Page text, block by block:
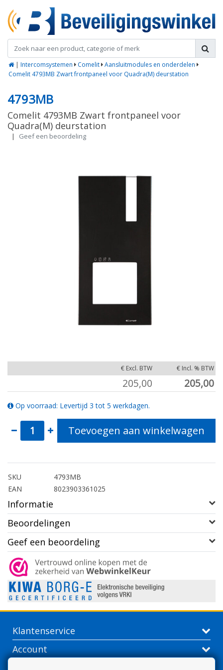
| Intercomsystemen Comelit Aansluitmodules en onderdelen
Comelit 4793MB Zwart frontpaneel voor Quadra(M) deurstation
4793MB
Comelit 4793MB Zwart frontpaneel voor
Quadra(M) deurstation
| Geef een beoordeling
€ Excl. BTW € Incl. % BTW
205,00 205,00
Op voorraad: Levertijd 3 tot 5 werkdagen.
Toevoegen aan winkelwagen
SKU
4793MB
EAN
8023903361025
Informatie
Beoordelingen
Geef een beoordeling
Klantenservice
Account